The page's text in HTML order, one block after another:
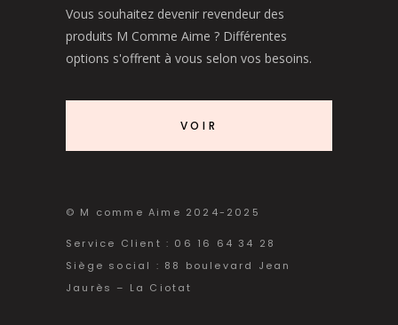
Vous souhaitez devenir revendeur des
produits M Comme Aime ? Différentes
options s'offrent à vous selon vos besoins.
VOIR
© M comme Aime 2024-2025
Service Client : 06 16 64 34 28
Siège social : 88 boulevard Jean
Jaurès – La Ciotat